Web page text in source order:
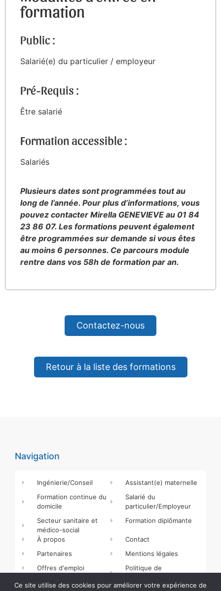
formation
Public :
Salarié(e) du particulier / employeur
Pré-Requis :
Être salarié
Formation accessible :
Salariés
Plusieurs dates sont programmées tout au
long de l’année. Pour plus d’informations, vous
pouvez contacter Mirella GENEVIEVE au 01 84
23 86 07. Les formations peuvent également
être programmées sur demande si vous êtes
au moins 6 personnes. Ce parcours module
rentre dans vos 58h de formation par an.
Contactez-nous
Retour à la liste des formations
Navigation
Ingénierie/Conseil
Formation continue du
domicile
Secteur sanitaire et
médico-social
Assistant(e) maternelle
Salarié du
particulier/Employeur
Formation diplômante
À propos
Partenaires
Offres d'emploi
Contact
Mentions légales
Politique de
Ce site utilise des cookies pour améliorer votre expérience de